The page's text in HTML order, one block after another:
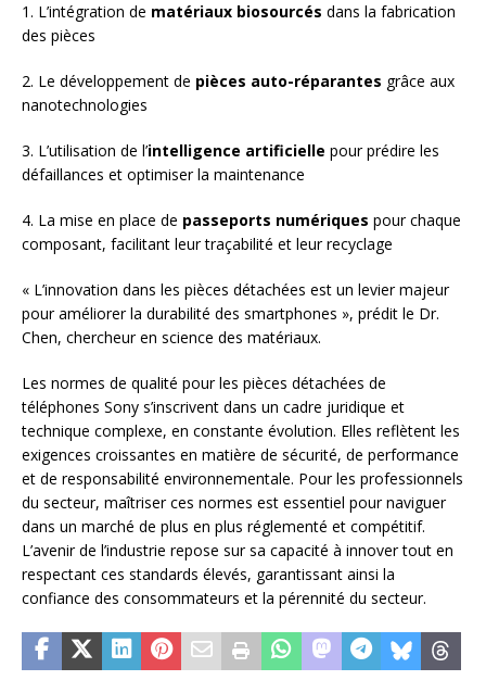
1. L’intégration de matériaux biosourcés dans la fabrication
des pièces
2. Le développement de pièces auto-réparantes grâce aux
nanotechnologies
3. L’utilisation de l’intelligence artificielle pour prédire les
défaillances et optimiser la maintenance
4. La mise en place de passeports numériques pour chaque
composant, facilitant leur traçabilité et leur recyclage
« L’innovation dans les pièces détachées est un levier majeur
pour améliorer la durabilité des smartphones », prédit le Dr.
Chen, chercheur en science des matériaux.
Les normes de qualité pour les pièces détachées de
téléphones Sony s’inscrivent dans un cadre juridique et
technique complexe, en constante évolution. Elles reflètent les
exigences croissantes en matière de sécurité, de performance
et de responsabilité environnementale. Pour les professionnels
du secteur, maîtriser ces normes est essentiel pour naviguer
dans un marché de plus en plus réglementé et compétitif.
L’avenir de l’industrie repose sur sa capacité à innover tout en
respectant ces standards élevés, garantissant ainsi la
confiance des consommateurs et la pérennité du secteur.